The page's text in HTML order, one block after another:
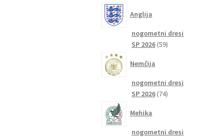
Anglija
nogometni dresi
SP 2026 5959
Nemčija
nogometni dresi
SP 2026 7474
Mehika
nogometni dresi